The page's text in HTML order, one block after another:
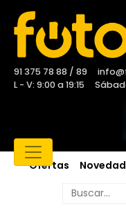
91 375 78 88 / 89
L - V: 9:00 a 19:15
Ofertas